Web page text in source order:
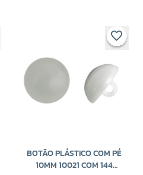
BOTÃO PLÁSTICO COM PÉ
10MM 10021 COM 144